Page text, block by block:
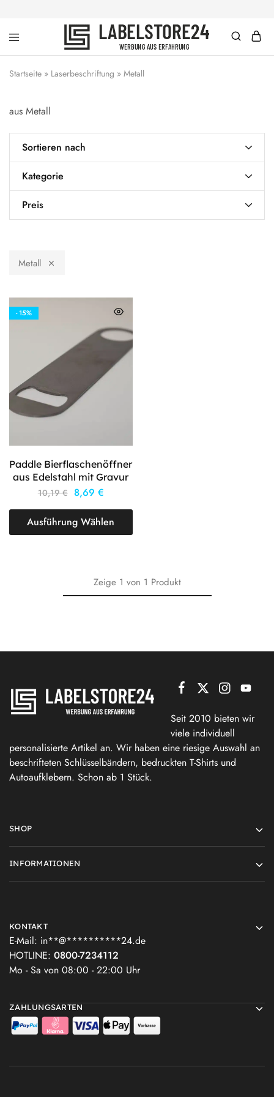
labelstore24
dein
ab
Stück
Werbung
Erfahrung
Startseite » Laserbeschriftung » Metall
aus Metall
Sortieren nach
Kategorie
Preis
Metall
- 15%
Paddle Bierflaschenöffner
aus Edelstahl mit Gravur
10,19€ 8,69 €
Ausführung Wählen
Zeige 1 von 1 Produkt
Seit 2010 bieten wir
viele individuell
personalisierte Artikel an. Wir haben eine riesige Auswahl an
beschrifteten Schlüsselbändern, bedruckten T-Shirts und
Autoaufklebern. Schon ab 1 Stück.
SHOP
INFORMATIONEN
KONTAKT
E-Mail: in**@**********24.de
HOTLINE: 0800-7234112
Mo - Sa von 08:00 - 22:00 Uhr
ZAHLUNGSARTEN